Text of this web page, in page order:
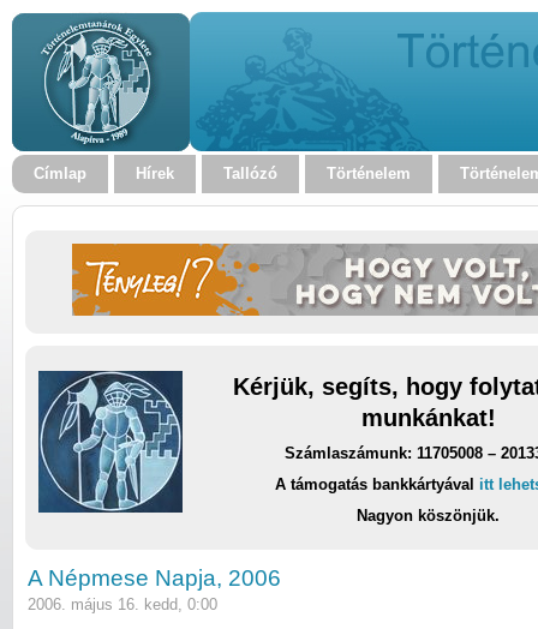
Címlap Hírek Tallózó Történelem
Kérjük, segíts, hogy
munkánkat!
Számlaszámunk: 11705008 –
A támogatás bankkártyával itt
Nagyon köszönjük.
A Népmese Napja, 2006
2006. május 16. kedd, 0:00